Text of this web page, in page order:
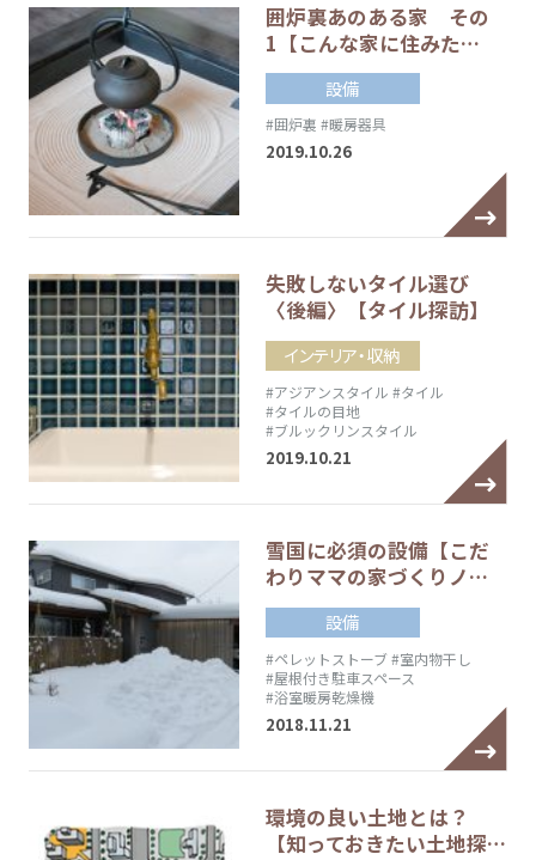
囲炉裏あのある家 その
1【こんな家に住みた…
設備
#囲炉裏 #暖房器具
2019.10.26
失敗しないタイル選び
〈後編〉【タイル探訪】
インテリア・収納
#アジアンスタイル #タイル
#タイルの目地
#ブルックリンスタイル
2019.10.21
雪国に必須の設備【こだ
わりママの家づくりノ…
設備
#ペレットストーブ#室内物干し
#屋根付き駐車スペース
#浴室暖房乾燥機
2018.11.21
環境の良い土地とは？
【知っておきたい土地探…